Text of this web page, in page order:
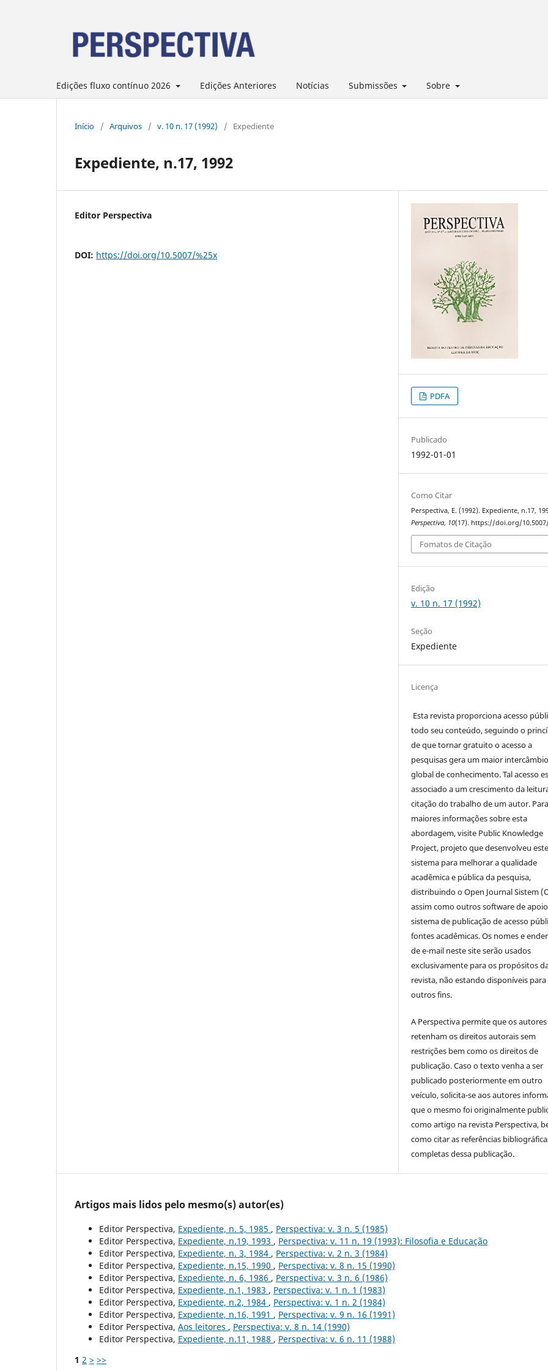
Edições fluxo contínuo 2026 Edições Anteriores Notícias Submissões Sobre
Início / Arquivos / v. 10 n. 17 (1992) / Expediente
Expediente, n.17, 1992
Editor Perspectiva
DOI: https://doi.org/10.5007/%25x
PDFA
Publicado
1992-01-01
Como Citar
Perspectiva, E. (1992). Expediente, n.17,
Perspectiva, 10(17). https://doi.org/
Fomatos de Citação
Edição
v. 10 n. 17 (1992)
Seção
Expediente
Licença
Esta revista proporciona acesso
todo seu conteúdo, seguindo o
de que tornar gratuito o acesso a
pesquisas gera um maior intercâmbio
global de conhecimento. Tal acesso
associado a um crescimento da
citação do trabalho de um autor. Para
maiores informações sobre esta
abordagem, visite Public Knowledge
Project, projeto que desenvolveu este
sistema para melhorar a qualidade
acadêmica e pública da pesquisa,
distribuindo o Open Journal Sistem
assim como outros software de
sistema de publicação de acesso
fontes acadêmicas. Os nomes e
de e-mail neste site serão usados
exclusivamente para os propósitos
revista, não estando disponíveis para
outros fins.
A Perspectiva permite que os autores
retenham os direitos autorais sem
restrições bem como os direitos de
publicação. Caso o texto venha a ser
publicado posteriormente em outro
veículo, solicita-se aos autores
que o mesmo foi originalmente
como artigo na revista Perspectiva,
como citar as referências
completas dessa publicação.
Artigos mais lidos pelo mesmo(s) autor(es)
Editor Perspectiva, Expediente, n. 5, 1985 , Perspectiva: v. 3 n. 5 (1985)
Editor Perspectiva, Expediente, n.19, 1993 , Perspectiva: v. 11 n. 19 (1993): Filosofia e Educação
Editor Perspectiva, Expediente, n. 3, 1984 , Perspectiva: v. 2 n. 3 (1984)
Editor Perspectiva, Expediente, n.15, 1990 , Perspectiva: v. 8 n. 15 (1990)
Editor Perspectiva, Expediente, n. 6, 1986 , Perspectiva: v. 3 n. 6 (1986)
Editor Perspectiva, Expediente, n.1, 1983 , Perspectiva: v. 1 n. 1 (1983)
Editor Perspectiva, Expediente, n.2, 1984 , Perspectiva: v. 1 n. 2 (1984)
Editor Perspectiva, Expediente, n.16, 1991 , Perspectiva: v. 9 n. 16 (1991)
Editor Perspectiva, Aos leitores , Perspectiva: v. 8 n. 14 (1990)
Editor Perspectiva, Expediente, n.11, 1988 , Perspectiva: v. 6 n. 11 (1988)
1 2 > >>